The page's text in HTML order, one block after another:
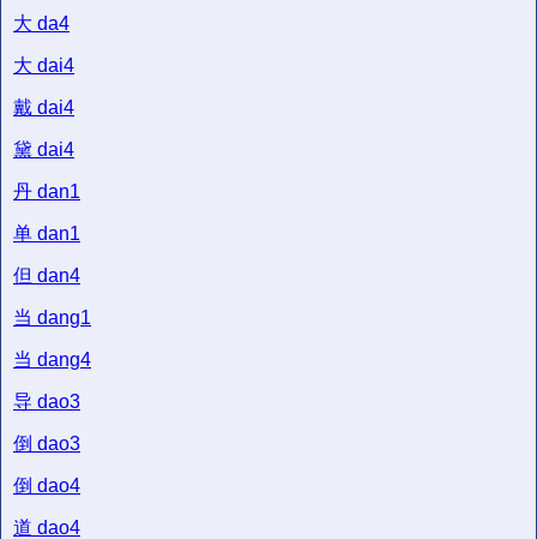
大 da4
大 dai4
戴 dai4
黛 dai4
丹 dan1
单 dan1
但 dan4
当 dang1
当 dang4
导 dao3
倒 dao3
倒 dao4
道 dao4